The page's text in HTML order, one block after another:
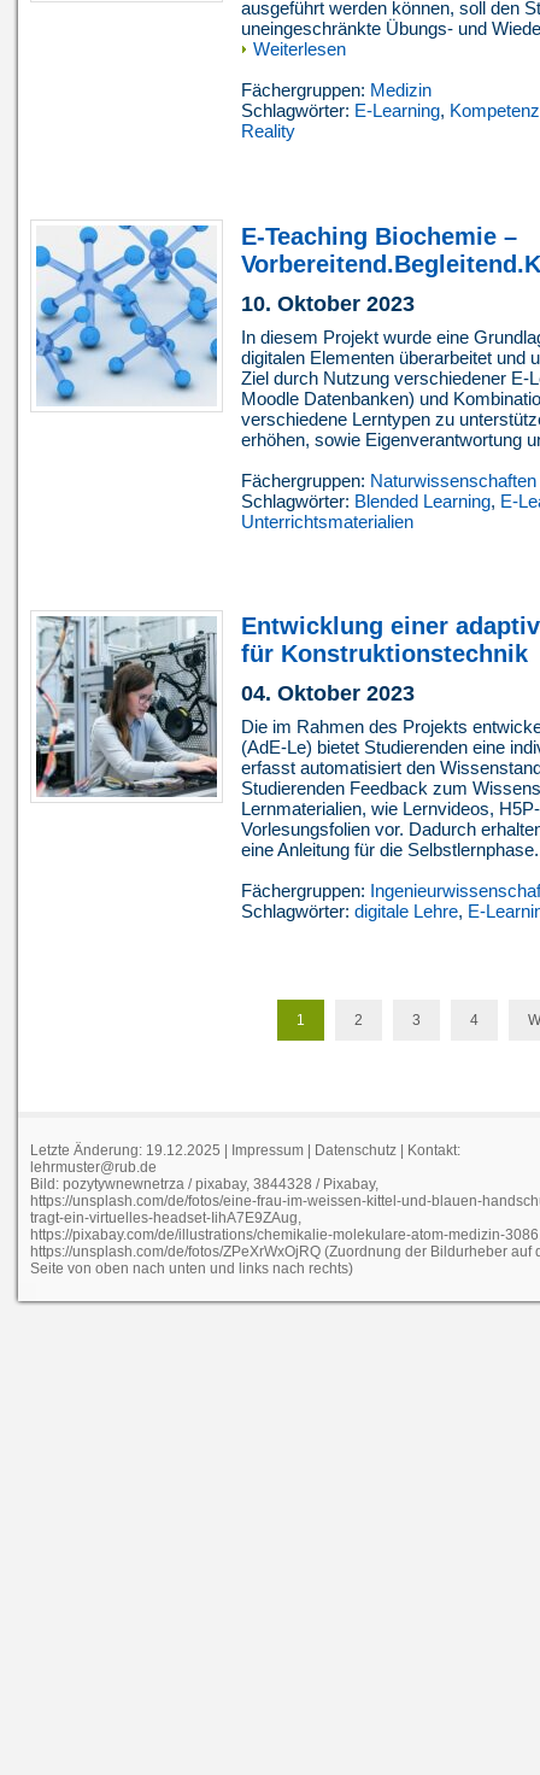
ausgeführt werden können, soll den
uneingeschränkte Übungs- und
Weiterlesen
Fächergruppen: Medizin
Schlagwörter: E-Learning,
Reality
E-Teaching Biochemie –
10. Oktober 2023
In diesem Projekt wurde eine
digitalen Elementen überarbeitet und
Ziel durch Nutzung verschiedener E-
Moodle Datenbanken) und
verschiedene Lerntypen zu
erhöhen, sowie Eigenverantwortung
Fächergruppen: Naturwissenschaften
Schlagwörter: Blended Learning, E-
Unterrichtsmaterialien
Entwicklung einer
für Konstruktionstechnik
04. Oktober 2023
Die im Rahmen des Projekts
(AdE-Le) bietet Studierenden eine
erfasst automatisiert den
Studierenden Feedback zum
Lernmaterialien, wie Lernvideos,
Vorlesungsfolien vor. Dadurch
eine Anleitung für die
Fächergruppen:
Schlagwörter: digitale Lehre, E-
1 2 3 4
Letzte Änderung: 19.12.2025 | Impressum | Datenschutz | Kontakt:
lehrmuster@rub.de
Bild: pozytywnewnetrza / pixabay, 3844328 / Pixabay,
https://unsplash.com/de/fotos/eine-frau-im-weissen-kittel-und-blauen-
tragt-ein-virtuelles-headset-IihA7E9ZAug,
https://pixabay.com/de/illustrations/chemikalie-molekulare-atom-medizin-
https://unsplash.com/de/fotos/ZPeXrWxOjRQ (Zuordnung der Bildurheber auf
Seite von oben nach unten und links nach rechts)